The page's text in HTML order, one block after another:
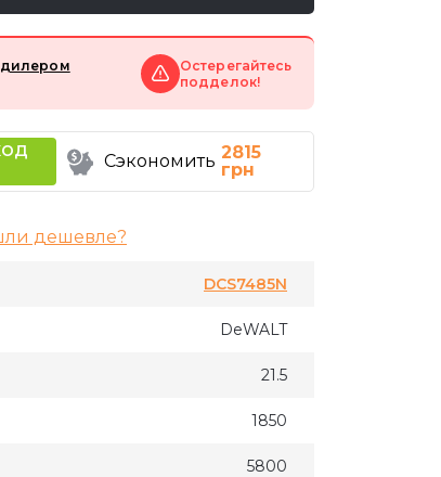
Остерегайтесь
подделок!
Сэкономить 2815
грн
дешевле?
DCS7485N
DeWALT
21.5
1850
5800